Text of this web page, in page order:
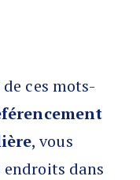
ces mots-
, vous
endroits dans